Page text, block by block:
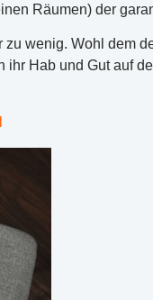
Räumen) der
wenig. Wohl dem
Hab und Gut auf